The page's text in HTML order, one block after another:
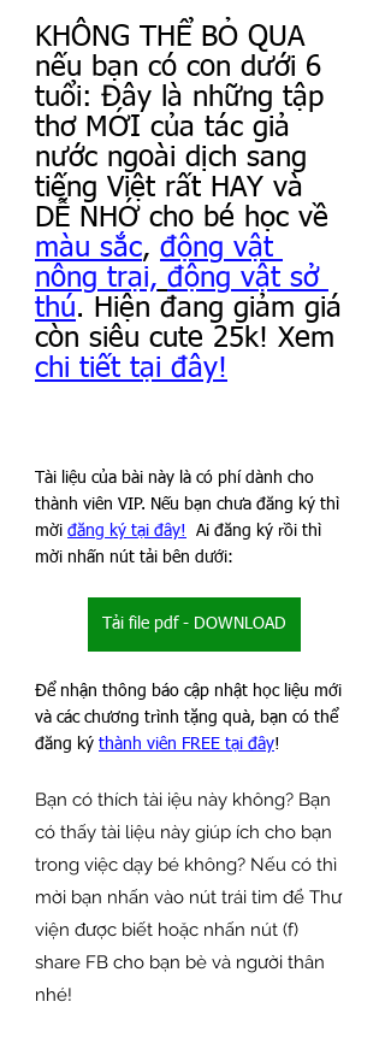
KHÔNG THỂ BỎ QUA
nếu bạn có con dưới 6
tuổi: Đây là những tập
thơ MỚI của tác giả
nước ngoài dịch sang
tiếng Việt rất HAY và
DỄ NHỚ cho bé học về
màu sắc, động vật
nông trại, động vật sở
thú. Hiện đang giảm giá
còn siêu cute 25k! Xem
chi tiết tại đây!
Tài liệu của bài này là có phí dành cho
thành viên VIP. Nếu bạn chưa đăng ký thì
mời đăng ký tại đây!
  Ai đăng ký rồi thì
mời nhấn nút tải bên dưới:
Tải file pdf - DOWNLOAD
Để nhận thông báo cập nhật học liệu mới
và các chương trình tặng quà, bạn có thể
đăng ký thành viên FREE tại đây!
Bạn có thích tài iệu này không? Bạn
có thấy tài liệu này giúp ích cho bạn
trong việc dạy bé không? Nếu có thì
mời bạn nhấn vào nút trái tim để Thư
viện được biết hoặc nhấn nút (f)
share FB cho bạn bè và người thân
nhé!